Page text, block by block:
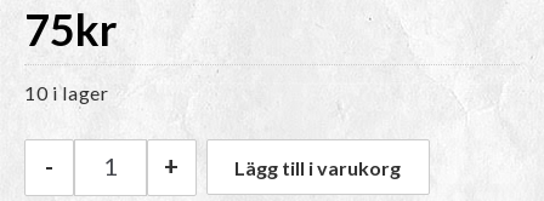
75kr
10 i lager
BC Garn Lino | 44 Magenta mängd
- + Lägg till i varukorg